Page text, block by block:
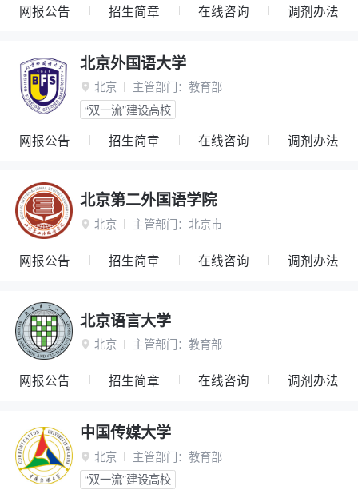
网报公告 招生简章 在线咨询 调剂办法
北京外国语大学
 北京 主管部门： 教育部
“双一流”建设高校
网报公告 招生简章 在线咨询 调剂办法
北京第二外国语学院
 北京 主管部门： 北京市
网报公告 招生简章 在线咨询 调剂办法
北京语言大学
 北京 主管部门： 教育部
网报公告 招生简章 在线咨询 调剂办法
中国传媒大学
 北京 主管部门： 教育部
“双一流”建设高校